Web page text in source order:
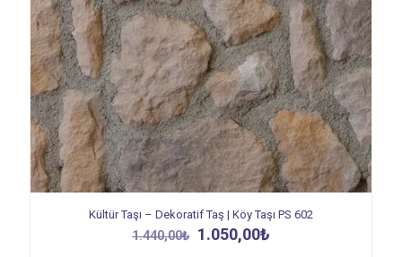
Kültür Taşı – Dekoratif Taş | Köy Taşı PS 602
1.440,00₺ Orijinal
1.050,00₺